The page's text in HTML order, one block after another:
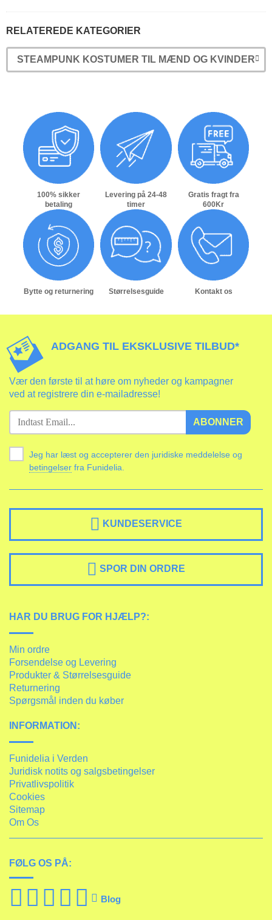
RELATEREDE KATEGORIER
STEAMPUNK KOSTUMER TIL MÆND OG KVINDER
100% sikker
betaling
Levering på 24-48
timer
Gratis fragt fra
600Kr
Bytte og returnering Størrelsesguide Kontakt os
ADGANG TIL EKSKLUSIVE TILBUD*
Vær den første til at høre om nyheder og kampagner
ved at registrere din e-mailadresse!
ABONNER
Jeg har læst og accepterer den juridiske meddelelse og
betingelser fra Funidelia.
KUNDESERVICE
SPOR DIN ORDRE
HAR DU BRUG FOR HJÆLP?:
Min ordre
Forsendelse og Levering
Produkter & Størrelsesguide
Returnering
Spørgsmål inden du køber
INFORMATION:
Funidelia i Verden
Juridisk notits og salgsbetingelser
Privatlivspolitik
Cookies
Sitemap
Om Os
FØLG OS PÅ:
Blog